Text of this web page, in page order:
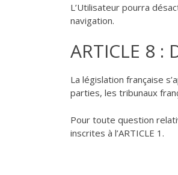
L’Utilisateur pourra
navigation.
ARTICLE 8
La législation française
parties, les tribunaux
Pour toute question
inscrites à l’ARTICLE 1.